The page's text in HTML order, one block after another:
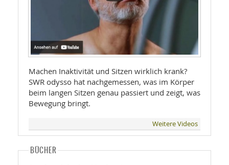
Machen Inaktivität und Sitzen wirklich krank?
SWR odysso hat nachgemessen, was im Körper
beim langen Sitzen genau passiert und zeigt, was
Bewegung bringt.
Weitere Videos
BÜCHER